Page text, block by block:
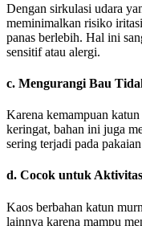
Dengan sirkulasi udara
meminimalkan risiko
panas berlebih. Hal ini
sensitif atau alergi.
c. Mengurangi Bau
Karena kemampuan
keringat, bahan ini juga
sering terjadi pada
d. Cocok untuk
Kaos berbahan katun
lainnya karena mampu